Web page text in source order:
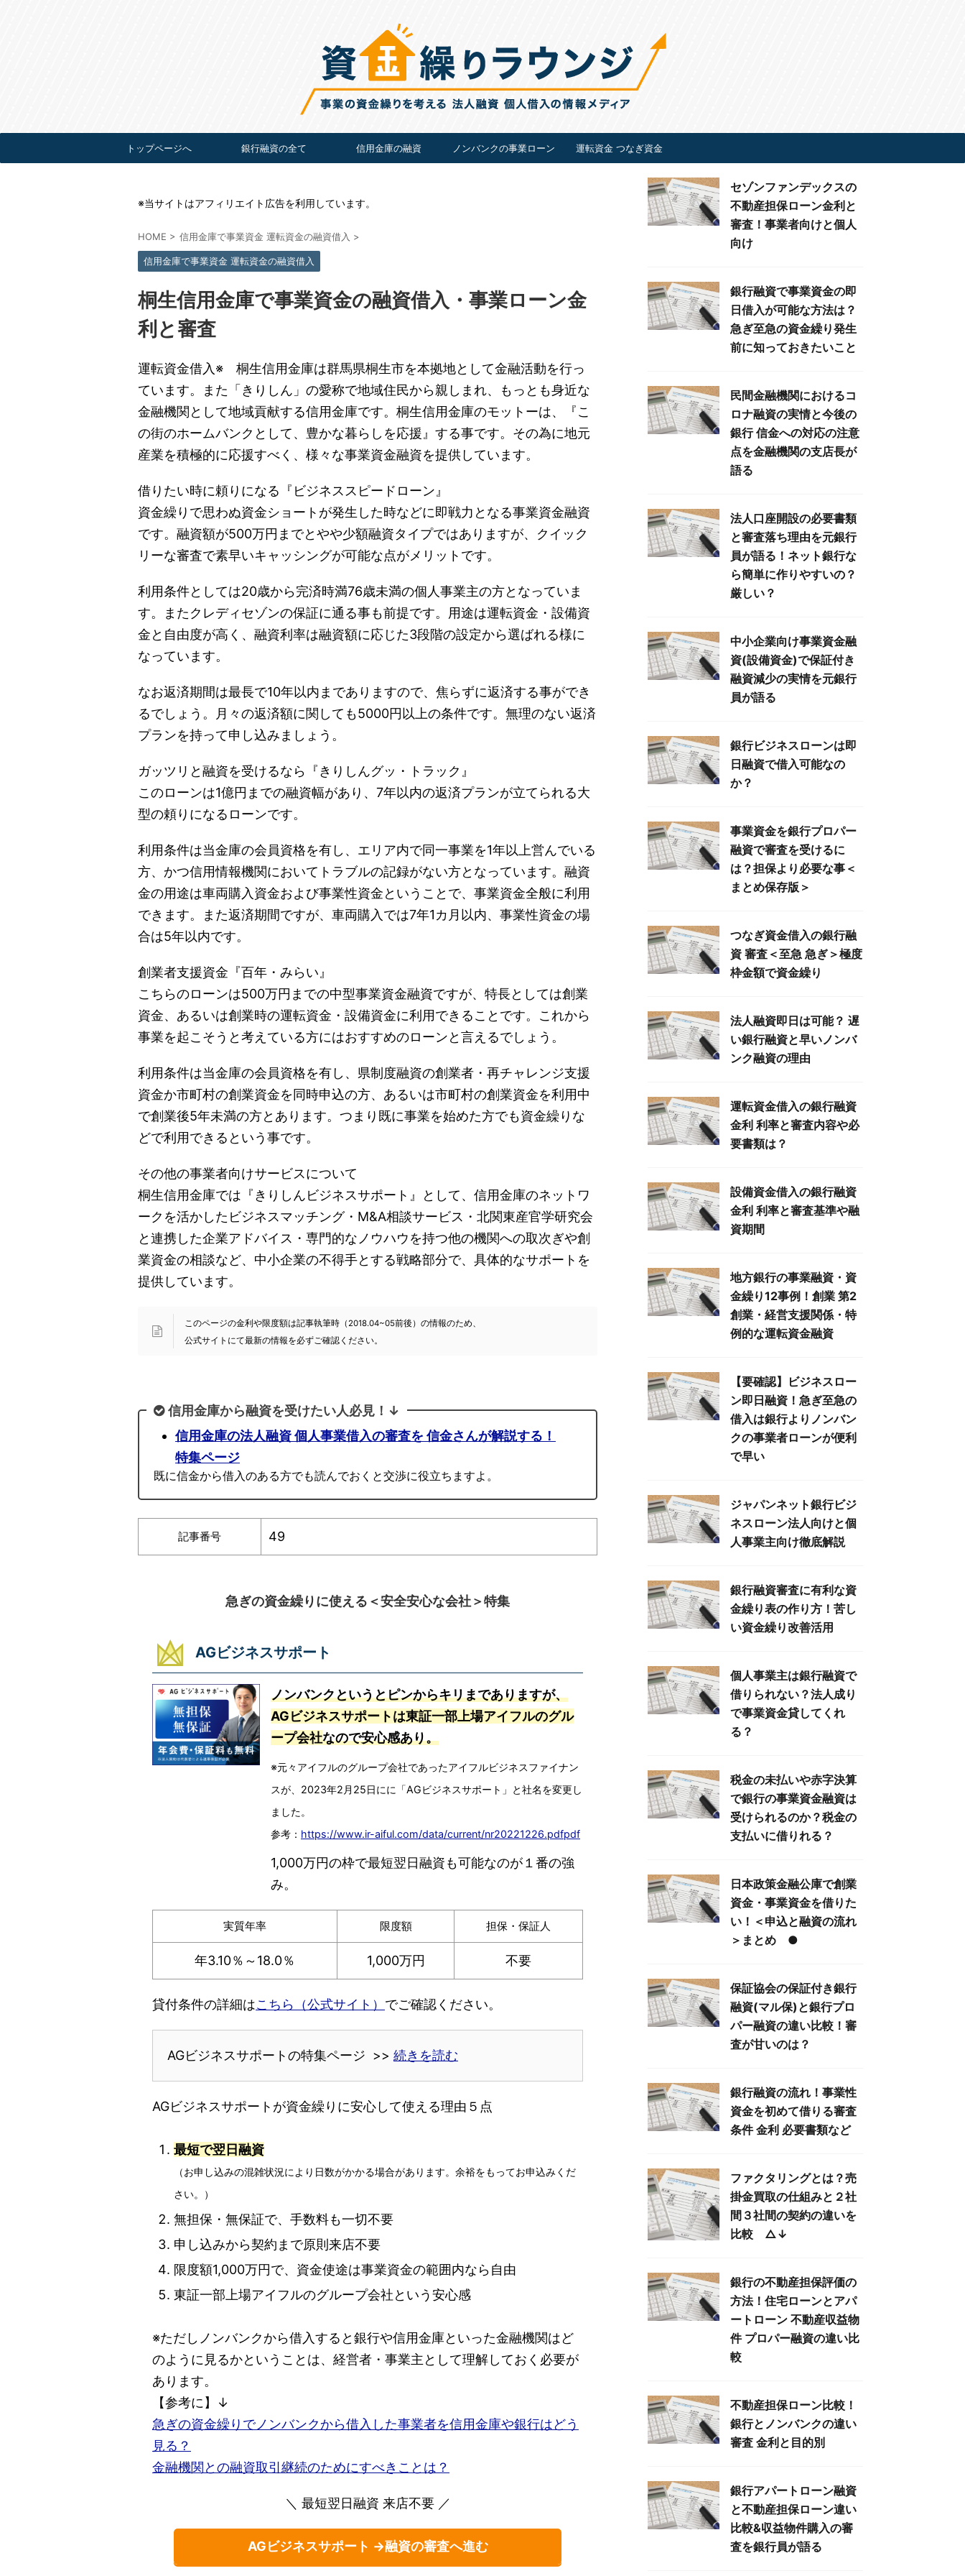
トップページへ 銀行融資の全て 信用金庫の融資 ノンバンクの事業ローン 運転資金 つなぎ資金
※当サイトはアフィリエイト広告を利用しています。
HOME > 信用金庫で事業資金 運転資金の融資借入 >
信用金庫で事業資金 運転資金の融資借入
桐生信用金庫で事業資金の融資借入・事業ローン金
利と審査
運転資金借入※ 桐生信用金庫は群馬県桐生市を本拠地として金融活動を行っ
ています。また「きりしん」の愛称で地域住民から親しまれ、もっとも身近な
金融機関として地域貢献する信用金庫です。桐生信用金庫のモットーは、『こ
の街のホームバンクとして、豊かな暮らしを応援』する事です。その為に地元
産業を積極的に応援すべく、様々な事業資金融資を提供しています。
借りたい時に頼りになる『ビジネススピードローン』
資金繰りで思わぬ資金ショートが発生した時などに即戦力となる事業資金融資
です。融資額が500万円までとやや少額融資タイプではありますが、クイック
リーな審査で素早いキャッシングが可能な点がメリットです。
利用条件としては20歳から完済時満76歳未満の個人事業主の方となっていま
す。またクレディセゾンの保証に通る事も前提です。用途は運転資金・設備資
金と自由度が高く、融資利率は融資額に応じた3段階の設定から選ばれる様に
なっています。
なお返済期間は最長で10年以内までありますので、焦らずに返済する事ができ
るでしょう。月々の返済額に関しても5000円以上の条件です。無理のない返済
プランを持って申し込みましょう。
ガッツリと融資を受けるなら『きりしんグッ・トラック』
このローンは1億円までの融資幅があり、7年以内の返済プランが立てられる大
型の頼りになるローンです。
利用条件は当金庫の会員資格を有し、エリア内で同一事業を1年以上営んでいる
方、かつ信用情報機関においてトラブルの記録がない方となっています。融資
金の用途は車両購入資金および事業性資金ということで、事業資金全般に利用
できます。また返済期間ですが、車両購入では7年1カ月以内、事業性資金の場
合は5年以内です。
創業者支援資金『百年・みらい』
こちらのローンは500万円までの中型事業資金融資ですが、特長としては創業
資金、あるいは創業時の運転資金・設備資金に利用できることです。これから
事業を起こそうと考えている方にはおすすめのローンと言えるでしょう。
利用条件は当金庫の会員資格を有し、県制度融資の創業者・再チャレンジ支援
資金か市町村の創業資金を同時申込の方、あるいは市町村の創業資金を利用中
で創業後5年未満の方とあります。つまり既に事業を始めた方でも資金繰りな
どで利用できるという事です。
その他の事業者向けサービスについて
桐生信用金庫では『きりしんビジネスサポート』として、信用金庫のネットワ
ークを活かしたビジネスマッチング・M&A相談サービス・北関東産官学研究会
と連携した企業アドバイス・専門的なノウハウを持つ他の機関への取次ぎや創
業資金の相談など、中小企業の不得手とする戦略部分で、具体的なサポートを
提供しています。
このページの金利や限度額は記事執筆時（2018.04~05前後）の情報のため、
公式サイトにて最新の情報を必ずご確認ください。
信用金庫から融資を受けたい人必見！↓
信用金庫の法人融資 個人事業借入の審査を 信金さんが解説する！
特集ページ
既に信金から借入のある方でも読んでおくと交渉に役立ちますよ。
記事番号 49
急ぎの資金繰りに使える＜安全安心な会社＞特集
AGビジネスサポート
ノンバンクというとピンからキリまでありますが、
AGビジネスサポートは東証一部上場アイフルのグル
ープ会社なので安心感あり。
※元々アイフルのグループ会社であったアイフルビジネスファイナン
スが、2023年2月25日にに「AGビジネスサポート」と社名を変更し
ました。
参考： https://www.ir-aiful.com/data/current/nr20221226.pdfpdf
1,000万円の枠で最短翌日融資も可能なのが１番の強
み。
実質年率 限度額 担保・保証人
年3.10％～18.0％ 1,000万円 不要
貸付条件の詳細はこちら（公式サイト） でご確認ください。
AGビジネスサポートの特集ページ >> 続きを読む
AGビジネスサポートが資金繰りに安心して使える理由５点
最短で翌日融資
（お申し込みの混雑状況により日数がかかる場合があります。余裕をもってお申込みくだ
さい。）
無担保・無保証で、手数料も一切不要
申し込みから契約まで原則来店不要
限度額1,000万円で、資金使途は事業資金の範囲内なら自由
東証一部上場アイフルのグループ会社という安心感
※ただしノンバンクから借入すると銀行や信用金庫といった金融機関はど
のように見るかということは、経営者・事業主として理解しておく必要が
あります。
【参考に】↓
急ぎの資金繰りでノンバンクから借入した事業者を信用金庫や銀行はどう
見る？
金融機関との融資取引継続のためにすべきことは？
＼ 最短翌日融資 来店不要 ／
AGビジネスサポート →融資の審査へ進む
セゾンファンデックスの
不動産担保ローン金利と
審査！事業者向けと個人
向け
銀行融資で事業資金の即
日借入が可能な方法は？
急ぎ至急の資金繰り発生
前に知っておきたいこと
民間金融機関におけるコ
ロナ融資の実情と今後の
銀行 信金への対応の注意
点を金融機関の支店長が
語る
法人口座開設の必要書類
と審査落ち理由を元銀行
員が語る！ネット銀行な
ら簡単に作りやすいの？
厳しい？
中小企業向け事業資金融
資(設備資金)で保証付き
融資減少の実情を元銀行
員が語る
銀行ビジネスローンは即
日融資で借入可能なの
か？
事業資金を銀行プロパー
融資で審査を受けるに
は？担保より必要な事＜
まとめ保存版＞
つなぎ資金借入の銀行融
資 審査＜至急 急ぎ＞極度
枠金額で資金繰り
法人融資即日は可能？ 遅
い銀行融資と早いノンバ
ンク融資の理由
運転資金借入の銀行融資
金利 利率と審査内容や必
要書類は？
設備資金借入の銀行融資
金利 利率と審査基準や融
資期間
地方銀行の事業融資・資
金繰り12事例！創業 第2
創業・経営支援関係・特
例的な運転資金融資
【要確認】ビジネスロー
ン即日融資！急ぎ至急の
借入は銀行よりノンバン
クの事業者ローンが便利
で早い
ジャパンネット銀行ビジ
ネスローン法人向けと個
人事業主向け徹底解説
銀行融資審査に有利な資
金繰り表の作り方！苦し
い資金繰り改善活用
個人事業主は銀行融資で
借りられない？法人成り
で事業資金貸してくれ
る？
税金の未払いや赤字決算
で銀行の事業資金融資は
受けられるのか？税金の
支払いに借りれる？
日本政策金融公庫で創業
資金・事業資金を借りた
い！＜申込と融資の流れ
＞まとめ ●
保証協会の保証付き銀行
融資(マル保)と銀行プロ
パー融資の違い比較！審
査が甘いのは？
銀行融資の流れ！事業性
資金を初めて借りる審査
条件 金利 必要書類など
ファクタリングとは？売
掛金買取の仕組みと２社
間３社間の契約の違いを
比較 △↓
銀行の不動産担保評価の
方法！住宅ローンとアパ
ートローン 不動産収益物
件 プロパー融資の違い比
較
不動産担保ローン比較！
銀行とノンバンクの違い
審査 金利と目的別
銀行アパートローン融資
と不動産担保ローン違い
比較&収益物件購入の審
査を銀行員が語る